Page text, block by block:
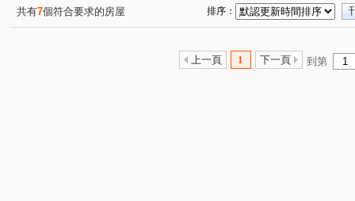
中山北路七段 八德路四段(2) 吉林路(1) 建國路(1)
天祥路(1) 復興北路(1) 新泰路(1) 文化二路一段(1)
中山北路二段 (1) 八德路二段
敦化南路一
共有7個符合要求的房屋 排序：
上一頁 1 下一頁 到第